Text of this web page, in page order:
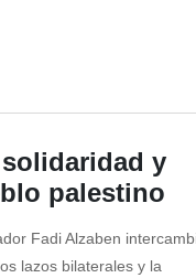
y
palestino
Fadi Alzaben
lazos bilaterales y la